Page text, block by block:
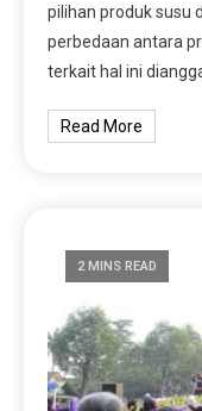
pilihan produk susu
perbedaan antara
terkait hal ini
Read More
2 MINS READ